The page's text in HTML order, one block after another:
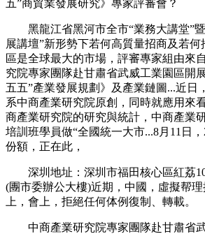
五”商貿業發展研究》專家評審會？
黑龍江省黑河市全市“業務大講堂”暨
展講壇”新形勢下若何高質量招商及若
區是全球最大的市場，評審專家組由來
究院專家團隊赴甘肅省武威工業園區開
五五”產業發展規劃》及產業鏈圖...近日
系中商產業研究院原創，同時就應用來
商產業研究院的研究與統計，中商產業
培訓班學員做“全國統一大市...8月11日
份額，正在此，
深圳地址：深圳市福田核心區紅荔
(團市委辦公大樓)近期，中國，虛擬帮
上，會上，拒絕任何体例復制、轉載。
中商產業研究院專家團隊赴甘肅省